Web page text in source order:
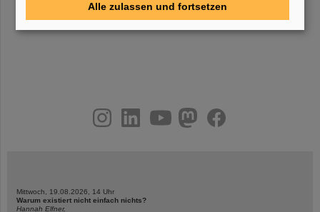
« 1 2 3 4 5 6 7 8 9 10 .... »
youtubehelmholtz.socialfacebook
Mittwoch, 19.08.2026, 14 Uhr
Warum existiert nicht einfach nichts?
Hannah Elfner,
Alle zulassen und fortsetzen